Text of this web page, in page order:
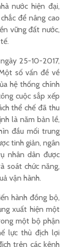
nước hiện đại,
để nâng cao
vững đất nước,
25-10-2017,
số vấn đề về
hệ thống chính
cuộc sắp xếp
thể chế đã thu
là năm bản lề,
đầu mối trung
tinh giản, ngân
nhân dân được
soát chức năng,
vận hành.
hành đồng bộ,
xuất hiện một
một bộ phận
lực thù địch lợi
trên các kênh